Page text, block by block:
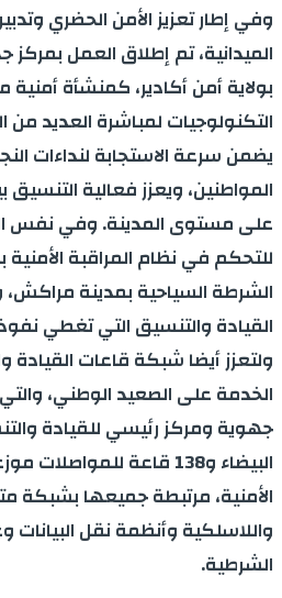
وفي إطار تعزيز الأمن الحضري
الميدانية، تم إطلاق العمل بمركز
بولاية أمن أكادير، كمنشأة
التكنولوجيات لمباشرة العديد من
يضمن سرعة الاستجابة لنداءات
المواطنين، ويعزز فعالية التنسيق
على مستوى المدينة. وفي نفس
للتحكم في نظام المراقبة الأمنية
الشرطة السياحية بمدينة
القيادة والتنسيق التي تغطي
ولتعزز أيضا شبكة قاعات القيادة
الخدمة على الصعيد الوطني،
جهوية ومركز رئيسي للقيادة
البيضاء و138 قاعة
الأمنية، مرتبطة جميعها بشبكة
واللاسلكية وأنظمة نقل البيانات
الشرطية.